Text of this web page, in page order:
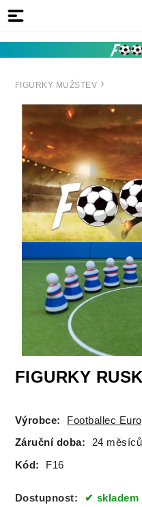
FIGURKY MUŽSTEV
FIGURKY
Výrobce: Footballec
Záruční doba: 24 měsíců
Kód: F16
Dostupnost: skladem